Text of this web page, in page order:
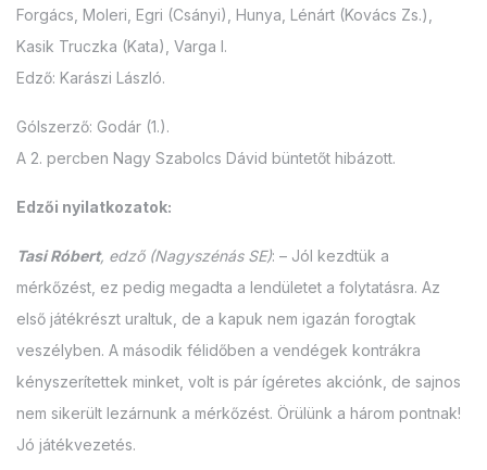
Forgács, Moleri, Egri (Csányi), Hunya, Lénárt (Kovács Zs.),
Kasik Truczka (Kata), Varga I.
Edző: Karászi László.
Gólszerző: Godár (1.).
A 2. percben Nagy Szabolcs Dávid büntetőt hibázott.
Edzői nyilatkozatok:
Tasi Róbert, edző (Nagyszénás SE): – Jól kezdtük a
mérkőzést, ez pedig megadta a lendületet a folytatásra. Az
első játékrészt uraltuk, de a kapuk nem igazán forogtak
veszélyben. A második félidőben a vendégek kontrákra
kényszerítettek minket, volt is pár ígéretes akciónk, de sajnos
nem sikerült lezárnunk a mérkőzést. Örülünk a három pontnak!
Jó játékvezetés.